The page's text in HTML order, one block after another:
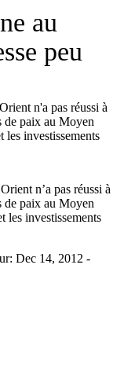
au
peu
n'a pas réussi à
de paix au Moyen
investissements
n’a pas réussi à
de paix au Moyen
les investissements
Dec 14, 2012 -